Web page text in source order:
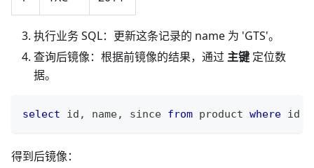
执行业务 SQL：更新这条记录的 name 为 'GTS'。
查询后镜像：根据前镜像的结果，通过 主键 定位数
据。
select id , name, since from product where id
得到后镜像：